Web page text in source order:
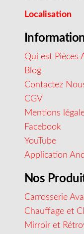
Localisation
Qui est Pièces
Blog
Contactez
CGV
Mentions
Facebook
YouTube
Application
Nos
Carrosserie
Chauffage et
Mirroir et